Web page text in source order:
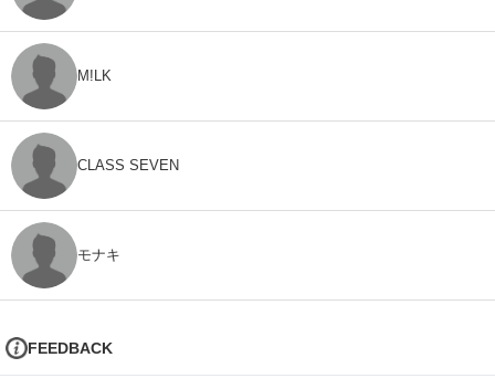
M!LK
CLASS SEVEN
モナキ
FEEDBACK